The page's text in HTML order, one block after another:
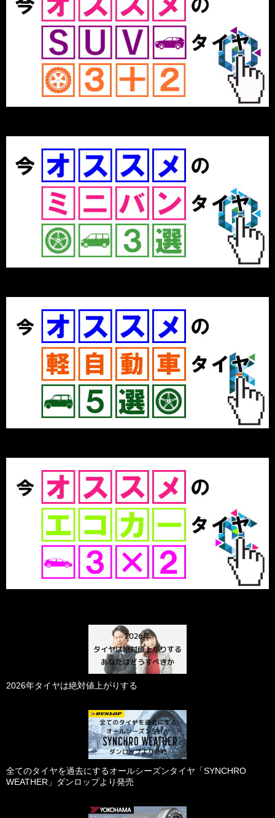
2026年タイヤは絶対値上がりする
全てのタイヤを過去にするオールシーズンタイヤ「SYNCHRO
WEATHER」ダンロップより発売